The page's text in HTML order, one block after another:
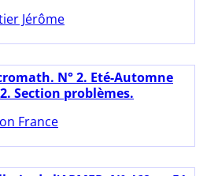
Jérôme
N° 2. Eté-Automne
Section problèmes.
France